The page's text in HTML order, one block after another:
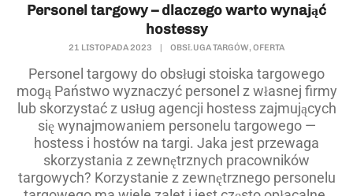
Personel targowy – dlaczego warto wynająć
hostessy
21 LISTOPADA 2023 | OBSŁUGA TARGÓW, OFERTA
Personel targowy do obsługi stoiska targowego
mogą Państwo wyznaczyć personel z własnej firmy
lub skorzystać z usług agencji hostess zajmujących
się wynajmowaniem personelu targowego —
hostess i hostów na targi. Jaka jest przewaga
skorzystania z zewnętrznych pracowników
targowych? Korzystanie z zewnętrznego personelu